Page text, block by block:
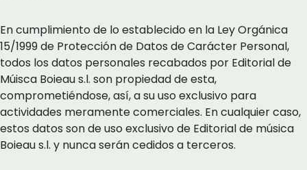
En cumplimiento de lo establecido en la Ley Orgánica
15/1999 de Protección de Datos de Carácter Personal,
todos los datos personales recabados por Editorial de
Múisca Boieau s.l. son propiedad de esta,
comprometiéndose, así, a su uso exclusivo para
actividades meramente comerciales. En cualquier caso,
estos datos son de uso exclusivo de Editorial de música
Boieau s.l. y nunca serán cedidos a terceros.